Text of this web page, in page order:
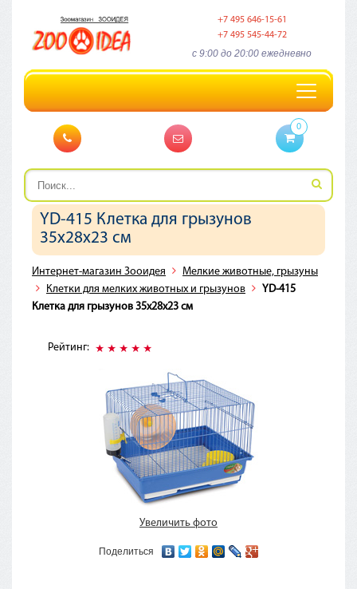
+7 495 646-15-61
+7 495 545-44-72
c 9:00 до 20:00 ежедневно
Toggle
navigation
0
YD-415 Клетка для грызунов
35х28х23 см
Интернет-магазин Зооидея
Мелкие животные, грызуны
Клетки для мелких животных и грызунов
YD-415
Клетка для грызунов 35х28х23 см
Рейтинг:
Увеличить фото
Поделиться